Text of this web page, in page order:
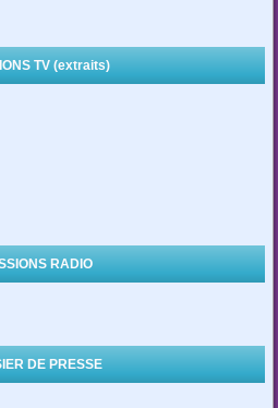
TV (extraits)
RADIO
DE PRESSE